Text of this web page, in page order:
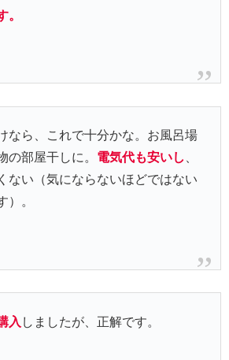
。
なら、これで十分かな。お風呂場
の部屋干しに。 電気代も安いし
ない（気にならないほどではない
）。
入 しましたが、正解です。